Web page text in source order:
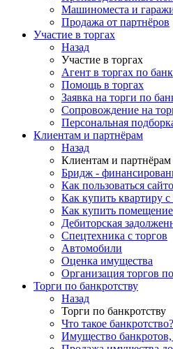
Машиноместа и
Продажа от партнёров
Участие в торгах
Назад
Участие в торгах
Агент в торгах по
Помощь в торгах
Заявка на торги по
Сопровождение на
Персональная
Клиентам и партнёрам
Назад
Клиентам и партнёрам
Бридж -
Как пользоваться
Как купить квартиру с
Как купить помещение
Дебиторская
Спецтехника с торгов
Автомобили
Оценка имущества
Организация торгов
Торги по банкротству
Назад
Торги по банкротству
Что такое банкротство?
Имущество банкротов,